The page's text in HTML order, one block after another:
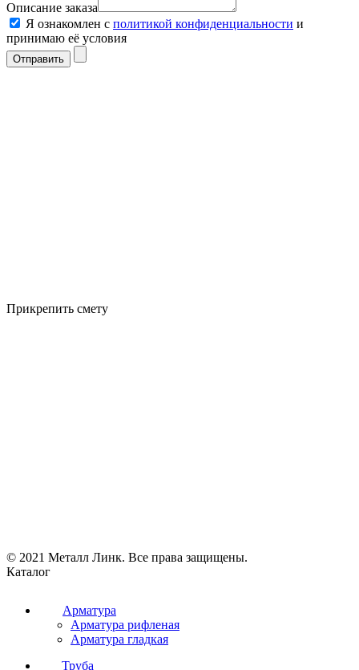
Описание заказа
Я ознакомлен с политикой конфиденциальности и
принимаю её условия
Отправить
Прикрепить смету
© 2021 Металл Линк. Все права защищены.
Каталог
Арматура
Арматура рифленая
Арматура гладкая
Труба